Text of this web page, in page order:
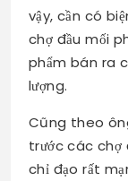
vậy, cần có
chợ đầu mối
phẩm bán ra
lượng.
Cũng theo
trước các chợ
chỉ đạo rất